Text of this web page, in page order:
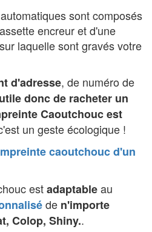
sont composés
encreur et d'une
laquelle sont gravés votre
d'adresse, de numéro de
donc de racheter un
Caoutchoucest
un geste écologique !
caoutchouc d'un
estadaptableau
de n'importe
Colop, Shiny..